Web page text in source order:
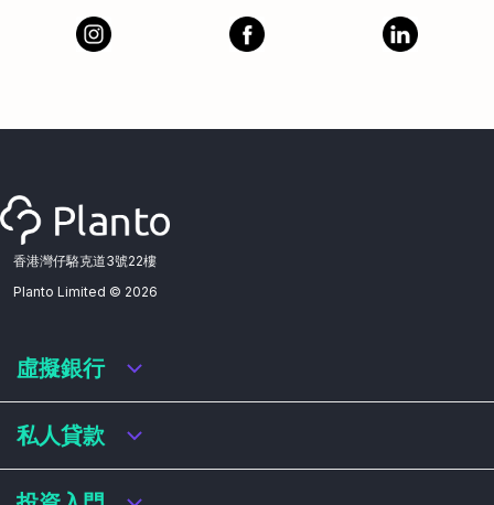
香港灣仔駱克道3號22樓
Planto Limited © 2026
虛擬銀行
虛擬銀行迎新優惠
虛擬銀行存款利率比較
虛擬銀行銀扣賬卡 / 信用卡
私人貸款
私人貸款年利率比較